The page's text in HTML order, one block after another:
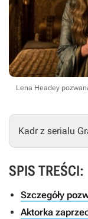
Lena Headey
Kadr z serialu
SPIS TREŚCI:
Szczegóły
Aktorka